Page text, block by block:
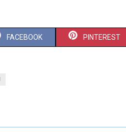
FACEBOOK PINTEREST